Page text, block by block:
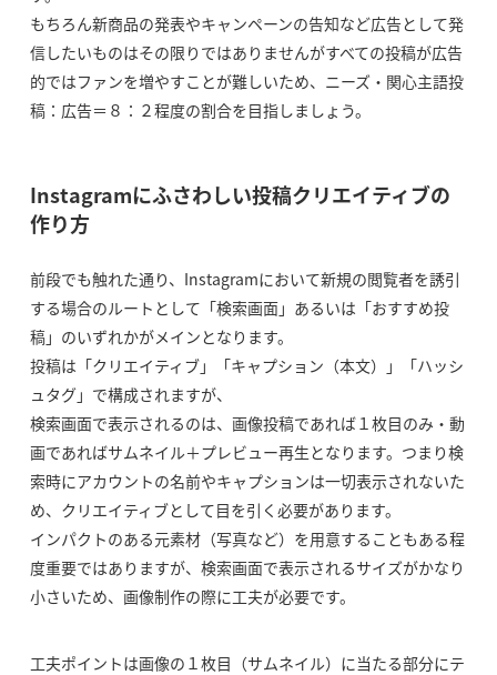
もちろん新商品の発表やキャンペーンの告知など広告として発
信したいものはその限りではありませんがすべての投稿が広告
的ではファンを増やすことが難しいため、ニーズ・関心主語投
稿：広告＝８：２程度の割合を目指しましょう。
Instagramにふさわしい投稿クリエイティブの
作り方
前段でも触れた通り、Instagramにおいて新規の閲覧者を誘引
する場合のルートとして「検索画面」あるいは「おすすめ投
稿」のいずれかがメインとなります。
投稿は「クリエイティブ」「キャプション（本文）」「ハッシ
ュタグ」で構成されますが、
検索画面で表示されるのは、画像投稿であれば１枚目のみ・動
画であればサムネイル＋プレビュー再生となります。つまり検
索時にアカウントの名前やキャプションは一切表示されないた
め、クリエイティブとして目を引く必要があります。
インパクトのある元素材（写真など）を用意することもある程
度重要ではありますが、検索画面で表示されるサイズがかなり
小さいため、画像制作の際に工夫が必要です。
工夫ポイントは画像の１枚目（サムネイル）に当たる部分にテ